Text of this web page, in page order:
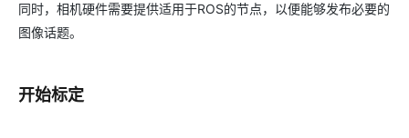
同时，相机硬件需要提供适用于ROS的节点，以便能够发布必要的
图像话题。
开始标定